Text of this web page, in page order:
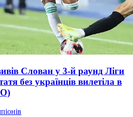
Слован у 3-й раунд Ліги
без українців вилетіла в